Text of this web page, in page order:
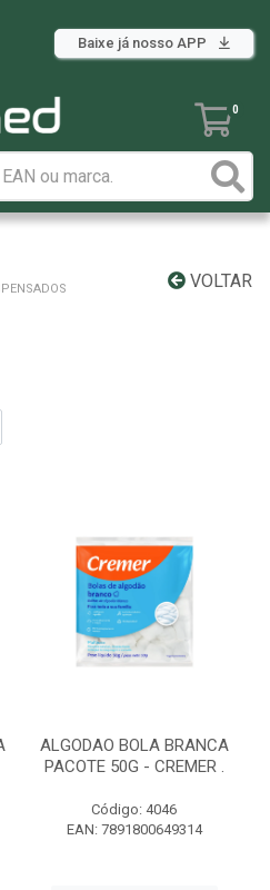
Baixe já nosso APP
0
VOLTAR
ALGODAO BOLA BRANCA
PACOTE 50G - CREMER .
Código: 4046
EAN: 7891800649314